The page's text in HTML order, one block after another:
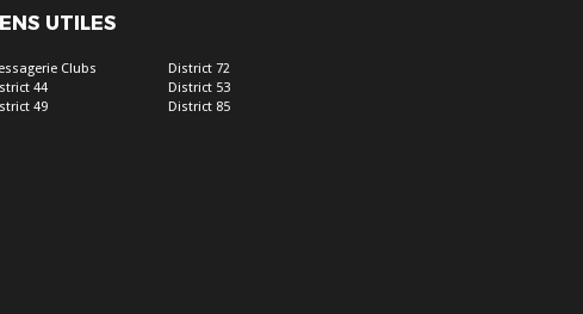
UTILES
Clubs
44
49
District 72
District 53
District 85